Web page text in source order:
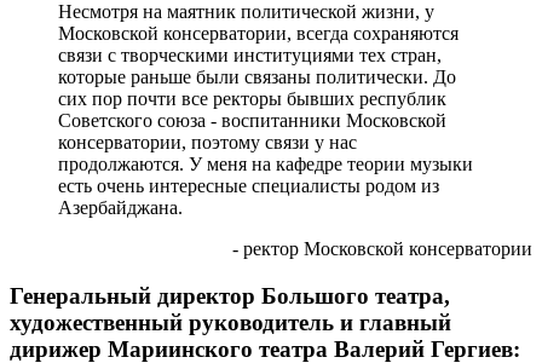
Несмотря на маятник политической жизни, у
Московской консерватории, всегда сохраняются
связи с творческими институциями тех стран,
которые раньше были связаны политически. До
сих пор почти все ректоры бывших республик
Советского союза - воспитанники Московской
консерватории, поэтому связи у нас
продолжаются. У меня на кафедре теории музыки
есть очень интересные специалисты родом из
Азербайджана.
- ректор Московской консерватории
Генеральный директор Большого театра,
художественный руководитель и главный
дирижер Мариинского театра Валерий Гергиев: